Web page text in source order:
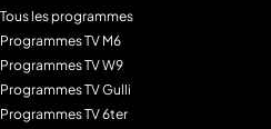
Tous les programmes
Programmes TV M6
Programmes TV W9
Programmes TV Gulli
Programmes TV 6ter